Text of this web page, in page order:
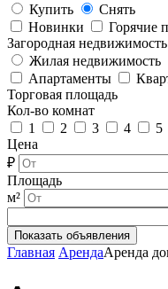
Купить
Снять
Новинки
Горячие
Загородная недвижимость
Жилая недвижимость
Апартаменты
Торговая площадь
Кол-во комнат
1
2 3 4 5
Цена
₽
Площадь
м²
Показать объявления
Главная АрендаАренда